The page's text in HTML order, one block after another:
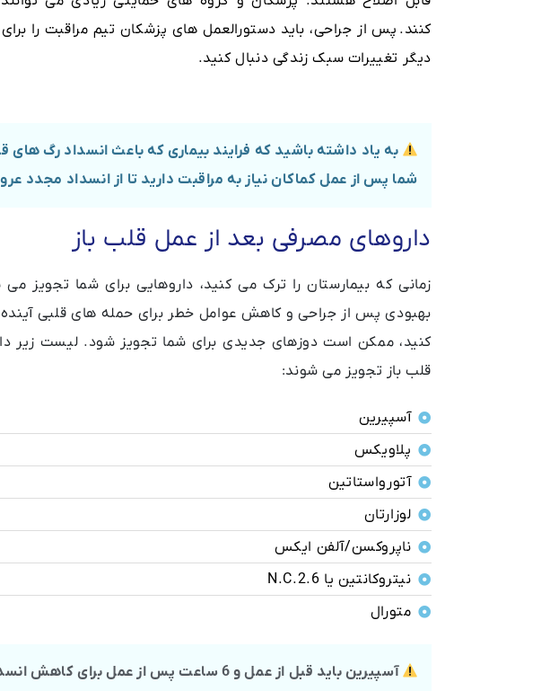
کنند. پس از جراحی، باید دستورالعمل های پزشکان تیم مراقبت را
دیگر تغییرات سبک زندگی دنبال کنید.
به یاد داشته باشید که فرایند بیماری که باعث انسداد رگ
شما پس از عمل کماکان نیاز به مراقبت دارید تا از انسداد مجدد
داروهای مصرفی بعد از عمل قلب باز
زمانی که بیمارستان را ترک می کنید، داروهایی برای شما تجویز
بهبودی پس از جراحی و کاهش عوامل خطر برای حمله های قلبی
کنید، ممکن است دوزهای جدیدی برای شما تجویز شود. لیست زیر
قلب باز تجویز می شوند:
آسپیرین
پلاویکس
آتورواستاتین
لوزارتان
ناپروکسن/آلفن ایکس
نیتروکانتین یا N.C.2.6
متورال
آسپیرین باید قبل از عمل و 6 ساعت پس از